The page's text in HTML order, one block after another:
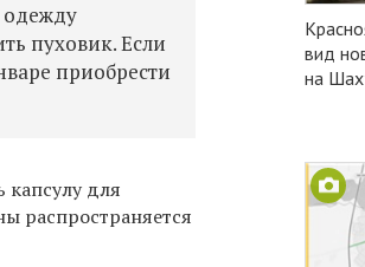
одежду
пуховик. Если
приобрести
для
распространяется
вид
на